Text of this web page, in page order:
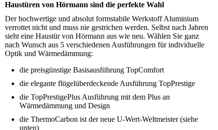
Haustüren von Hörmann sind die perfekte Wahl
Der hochwertige und absolut formstabile Werkstoff Aluminium
verrottet nicht und muss nie gestrichen werden. Selbst nach Jahren
sieht eine Haustür von Hörmann aus wie neu. Wählen Sie ganz
nach Wunsch aus 5 verschiedenen Ausführungen für individuelle
Optik und Wärmedämmung:
die preisgünstige Basisausführung TopComfort
die elegante flügelüberdeckende Ausführung TopPrestige
die TopPrestigePlus Ausführung mit dem Plus an
Wärmedämmung und Design
die ThermoCarbon ist der neue U-Wert-Weltmeister (siehe
unten)